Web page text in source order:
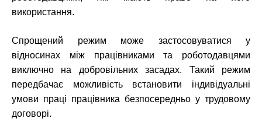
використання.
Спрощений режим може застосовуватися у
відносинах між працівниками та роботодавцями
виключно на добровільних засадах. Такий режим
передбачає можливість встановити індивідуальні
умови праці працівника безпосередньо у трудовому
договорі.